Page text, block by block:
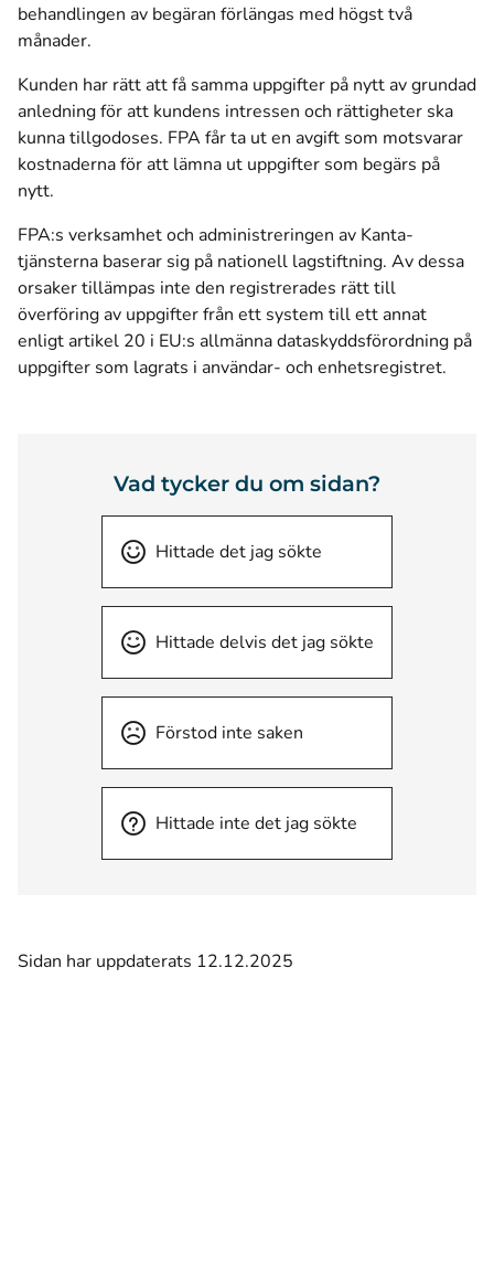
behandlingen av begäran förlängas med högst två
månader.
Kunden har rätt att få samma uppgifter på nytt av grundad
anledning för att kundens intressen och rättigheter ska
kunna tillgodoses. FPA får ta ut en avgift som motsvarar
kostnaderna för att lämna ut uppgifter som begärs på
nytt.
FPA:s verksamhet och administreringen av Kanta-
tjänsterna baserar sig på nationell lagstiftning. Av dessa
orsaker tillämpas inte den registrerades rätt till
överföring av uppgifter från ett system till ett annat
enligt artikel 20 i EU:s allmänna dataskyddsförordning på
uppgifter som lagrats i användar- och enhetsregistret.
Vad tycker du om sidan?
Hittade det jag sökte
Hittade delvis det jag sökte
Förstod inte saken
Hittade inte det jag sökte
Sidan har uppdaterats 12.12.2025